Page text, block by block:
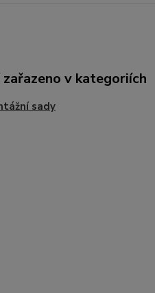
zařazeno v kategoriích
sady